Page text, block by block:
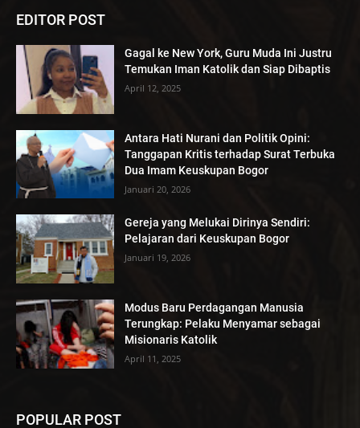
EDITOR POST
Gagal ke New York, Guru Muda Ini Justru
Temukan Iman Katolik dan Siap Dibaptis
April 12, 2025
Antara Hati Nurani dan Politik Opini:
Tanggapan Kritis terhadap Surat Terbuka
Dua Imam Keuskupan Bogor
Januari 20, 2026
Gereja yang Melukai Dirinya Sendiri:
Pelajaran dari Keuskupan Bogor
Januari 19, 2026
Modus Baru Perdagangan Manusia
Terungkap: Pelaku Menyamar sebagai
Misionaris Katolik
April 11, 2025
POPULAR POST